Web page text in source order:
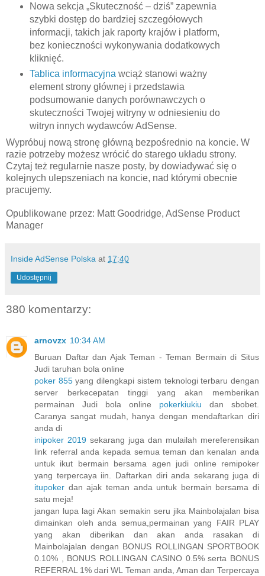
Nowa sekcja „Skuteczność – dziś” zapewnia
szybki dostęp do bardziej szczegółowych
informacji, takich jak raporty krajów i platform,
bez konieczności wykonywania dodatkowych
kliknięć.
Tablica informacyjna wciąż stanowi ważny
element strony głównej i przedstawia
podsumowanie danych porównawczych o
skuteczności Twojej witryny w odniesieniu do
witryn innych wydawców AdSense.
Wypróbuj nową stronę główną bezpośrednio na koncie. W
razie potrzeby możesz wrócić do starego układu strony.
Czytaj też regularnie nasze posty, by dowiadywać się o
kolejnych ulepszeniach na koncie, nad którymi obecnie
pracujemy.
Opublikowane przez: Matt Goodridge, AdSense Product
Manager
Inside AdSense Polska at 17:40
Udostępnij
380 komentarzy:
arnovzx 10:34 AM
Buruan Daftar dan Ajak Teman - Teman Bermain di Situs
Judi taruhan bola online
poker 855yang dilengkapi sistem teknologi terbaru dengan
server berkecepatan tinggi yang akan memberikan
permainan Judi bola online pokerkiukiu dan sbobet.
Caranya sangat mudah, hanya dengan mendaftarkan diri
anda di
inipoker 2019 sekarang juga dan mulailah mereferensikan
link referral anda kepada semua teman dan kenalan anda
untuk ikut bermain bersama agen judi online remipoker
yang terpercaya iin. Daftarkan diri anda sekarang juga di
itupoker dan ajak teman anda untuk bermain bersama di
satu meja!
jangan lupa lagi Akan semakin seru jika Mainbolajalan bisa
dimainkan oleh anda semua,permainan yang FAIR PLAY
yang akan diberikan dan akan anda rasakan di
Mainbolajalan dengan BONUS ROLLINGAN SPORTBOOK
0.10% , BONUS ROLLINGAN CASINO 0.5% serta BONUS
REFERRAL 1% dari WL Teman anda, Aman dan Terpercaya